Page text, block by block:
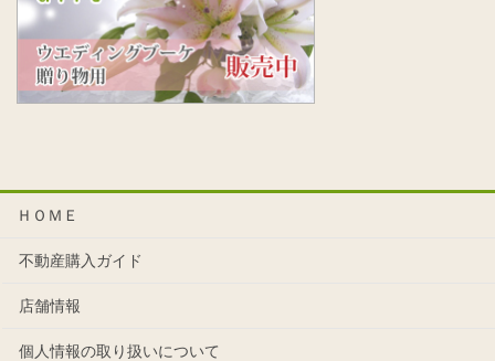
ＨＯＭＥ
不動産購入ガイド
店舗情報
個人情報の取り扱いについて